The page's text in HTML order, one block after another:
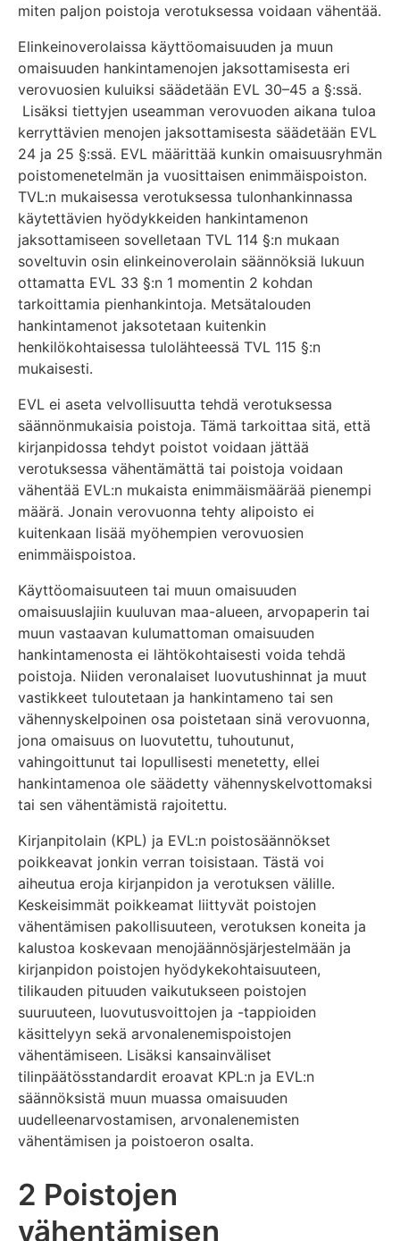
miten paljon poistoja verotuksessa voidaan vähentää.
Elinkeinoverolaissa käyttöomaisuuden ja muun
omaisuuden hankintamenojen jaksottamisesta eri
verovuosien kuluiksi säädetään EVL 30–45 a §:ssä.
Lisäksi tiettyjen useamman verovuoden aikana tuloa
kerryttävien menojen jaksottamisesta säädetään EVL
24 ja 25 §:ssä. EVL määrittää kunkin omaisuusryhmän
poistomenetelmän ja vuosittaisen enimmäispoiston.
TVL:n mukaisessa verotuksessa tulonhankinnassa
käytettävien hyödykkeiden hankintamenon
jaksottamiseen sovelletaan TVL 114 §:n mukaan
soveltuvin osin elinkeinoverolain säännöksiä lukuun
ottamatta EVL 33 §:n 1 momentin 2 kohdan
tarkoittamia pienhankintoja. Metsätalouden
hankintamenot jaksotetaan kuitenkin
henkilökohtaisessa tulolähteessä TVL 115 §:n
mukaisesti.
EVL ei aseta velvollisuutta tehdä verotuksessa
säännönmukaisia poistoja. Tämä tarkoittaa sitä, että
kirjanpidossa tehdyt poistot voidaan jättää
verotuksessa vähentämättä tai poistoja voidaan
vähentää EVL:n mukaista enimmäismäärää pienempi
määrä. Jonain verovuonna tehty alipoisto ei
kuitenkaan lisää myöhempien verovuosien
enimmäispoistoa.
Käyttöomaisuuteen tai muun omaisuuden
omaisuuslajiin kuuluvan maa-alueen, arvopaperin tai
muun vastaavan kulumattoman omaisuuden
hankintamenosta ei lähtökohtaisesti voida tehdä
poistoja. Niiden veronalaiset luovutushinnat ja muut
vastikkeet tuloutetaan ja hankintameno tai sen
vähennyskelpoinen osa poistetaan sinä verovuonna,
jona omaisuus on luovutettu, tuhoutunut,
vahingoittunut tai lopullisesti menetetty, ellei
hankintamenoa ole säädetty vähennyskelvottomaksi
tai sen vähentämistä rajoitettu.
Kirjanpitolain (KPL) ja EVL:n poistosäännökset
poikkeavat jonkin verran toisistaan. Tästä voi
aiheutua eroja kirjanpidon ja verotuksen välille.
Keskeisimmät poikkeamat liittyvät poistojen
vähentämisen pakollisuuteen, verotuksen koneita ja
kalustoa koskevaan menojäännösjärjestelmään ja
kirjanpidon poistojen hyödykekohtaisuuteen,
tilikauden pituuden vaikutukseen poistojen
suuruuteen, luovutusvoittojen ja -tappioiden
käsittelyyn sekä arvonalenemispoistojen
vähentämiseen. Lisäksi kansainväliset
tilinpäätösstandardit eroavat KPL:n ja EVL:n
säännöksistä muun muassa omaisuuden
uudelleenarvostamisen, arvonalenemisten
vähentämisen ja poistoeron osalta.
2 Poistojen
vähentämisen